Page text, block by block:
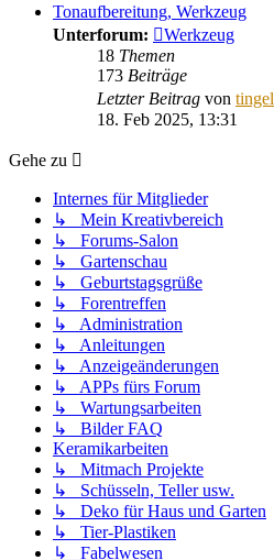
Tonaufbereitung, Werkzeug
Unterforum:
Werkzeug
18 Themen
173 Beiträge
Letzter Beitrag von tingel
18. Feb 2025, 13:31
Gehe zu
Internes für Mitglieder
↳ Mein Kreativbereich
↳ Forums-Salon
↳ Gartenschau
↳ Geburtstagsgrüße
↳ Forentreffen
↳ Administration
↳ Anleitungen
↳ Anzeigeänderungen
↳ APPs fürs Forum
↳ Wartungsarbeiten
↳ Bilder FAQ
Keramikarbeiten
↳ Mitmach Projekte
↳ Schüsseln, Teller usw.
↳ Deko für Haus und Garten
↳ Tier-Plastiken
↳ Fabelwesen